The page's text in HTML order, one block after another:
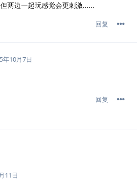
两边一起玩感觉会更刺激......
回复
年10月7日
回复
11日